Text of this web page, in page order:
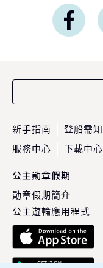
新手指南 登船需知
服務中心
下載中心
公主勛章假期
勛章假期簡介
公主遊輪應用程式